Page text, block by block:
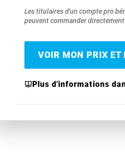
Les titulaires d'un compte pro
peuvent commander
VOIR MON PRIX
Plus d'informations